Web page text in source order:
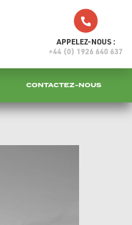
APPELEZ-NOUS :
+44 (0) 1926 640 637
CONTACTEZ-NOUS